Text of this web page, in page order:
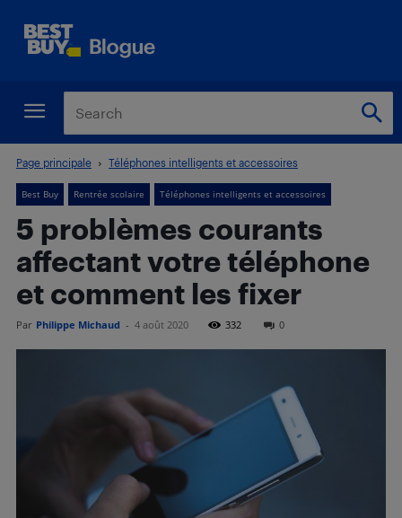
Page principale Téléphones intelligents et accessoires
Best Buy Rentrée scolaire Téléphones intelligents et accessoires
5 problèmes courants
affectant votre téléphone
et comment les fixer
Par Philippe Michaud - 4 août 2020 332 0